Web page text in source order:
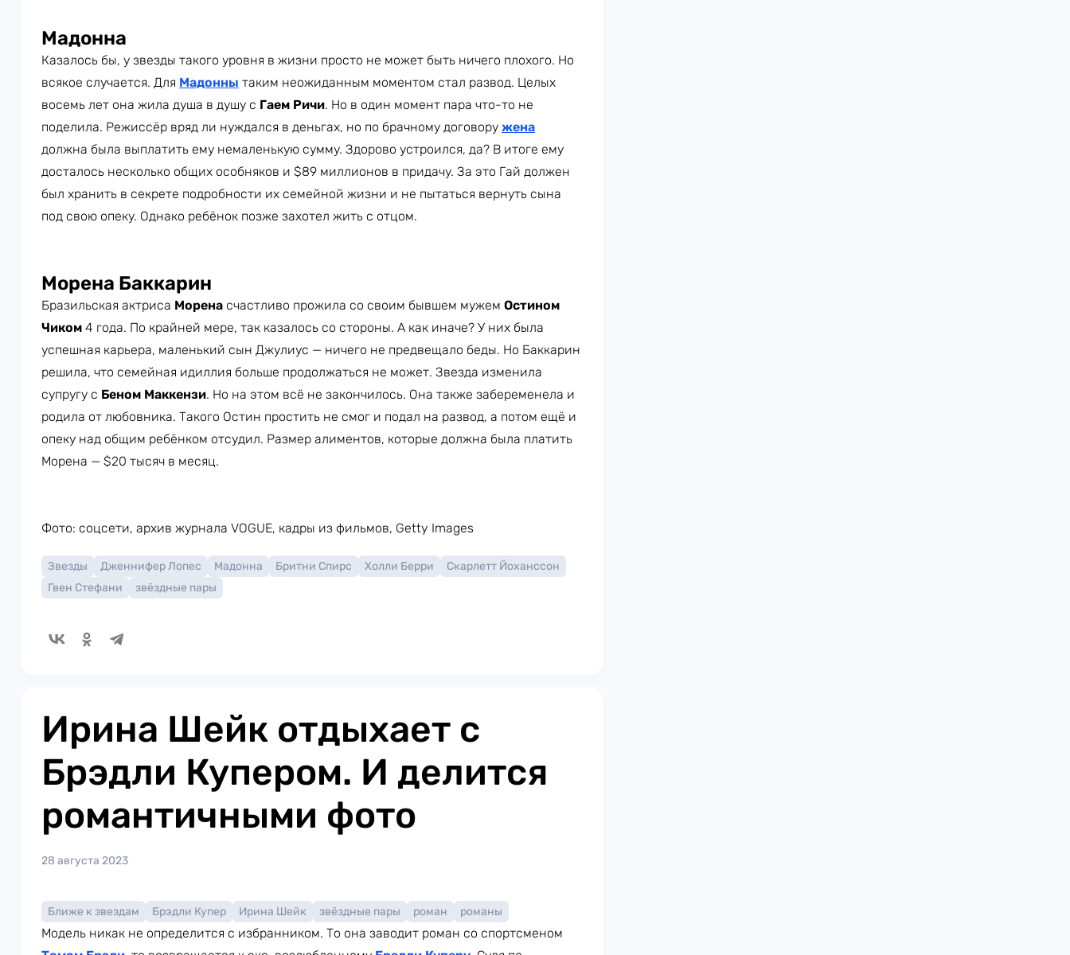
Мадонна
Казалось бы, у звезды такого уровня в жизни просто не может быть ничего плохого. Но
всякое случается. Для Мадонны таким неожиданным моментом стал развод. Целых
восемь лет она жила душа в душу с Гаем Ричи. Но в один момент пара что-то не
поделила. Режиссёр вряд ли нуждался в деньгах, но по брачному договору жена
должна была выплатить ему немаленькую сумму. Здорово устроился, да? В итоге ему
досталось несколько общих особняков и $89 миллионов в придачу. За это Гай должен
был хранить в секрете подробности их семейной жизни и не пытаться вернуть сына
под свою опеку. Однако ребёнок позже захотел жить с отцом.
Морена Баккарин
Бразильская актриса Морена счастливо прожила со своим бывшем мужем Остином
Чиком 4 года. По крайней мере, так казалось со стороны. А как иначе? У них была
успешная карьера, маленький сын Джулиус — ничего не предвещало беды. Но Баккарин
решила, что семейная идиллия больше продолжаться не может. Звезда изменила
супругу с Беном Маккензи. Но на этом всё не закончилось. Она также забеременела и
родила от любовника. Такого Остин простить не смог и подал на развод, а потом ещё и
опеку над общим ребёнком отсудил. Размер алиментов, которые должна была платить
Морена — $20 тысяч в месяц.
Фото: соцсети, архив журнала VOGUE, кадры из фильмов, Getty Images
Звезды Дженнифер Лопес Мадонна Бритни Спирс Холли Берри
Скарлетт Йоханссон
Гвен Стефани
звёздные пары
Ирина Шейк отдыхает с
Брэдли Купером. И делится
романтичными фото
28 августа 2023
Ближе к звездам Брэдли Купер Ирина Шейк звёздные пары роман романы
Модель никак не определится с избранником. То она заводит роман со спортсменом